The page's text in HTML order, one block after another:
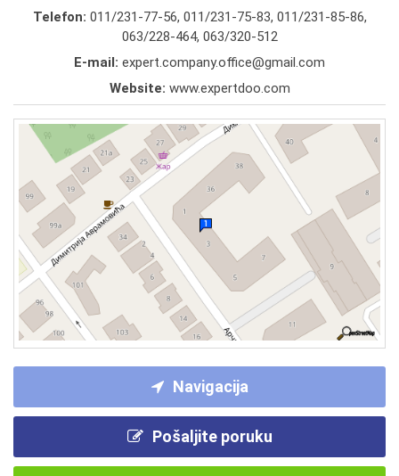
Telefon: 011/231-77-56, 011/231-75-83, 011/231-85-86,
063/228-464, 063/320-512
E-mail: expert.company.office@gmail.com
Website: www.expertdoo.com
Navigacija
Pošaljite poruku